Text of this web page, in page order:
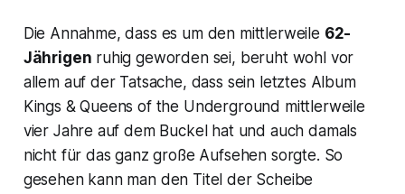
Die Annahme, dass es um den mittlerweile 62-
Jährigen ruhig geworden sei, beruht wohl vor
allem auf der Tatsache, dass sein letztes Album
Kings & Queens of the Underground mittlerweile
vier Jahre auf dem Buckel hat und auch damals
nicht für das ganz große Aufsehen sorgte. So
gesehen kann man den Titel der Scheibe